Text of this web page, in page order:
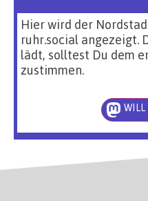
Hier wird der
ruhr.social angezeigt.
lädt, solltest Du dem
zustimmen.
WILL